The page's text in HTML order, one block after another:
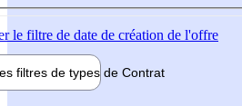
le filtre de date de création de l'offre
filtres de types de Contrat